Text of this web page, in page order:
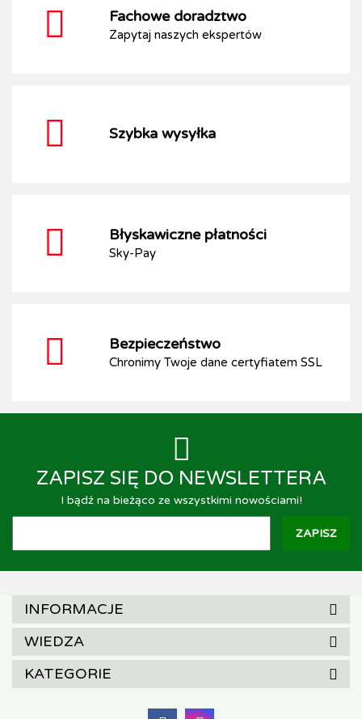
Fachowe doradztwo
Zapytaj naszych ekspertów
Szybka wysyłka
Błyskawiczne płatności
Sky-Pay
Bezpieczeństwo
Chronimy Twoje dane certyfiatem SSL
ZAPISZ SIĘ DO NEWSLETTERA
I bądź na bieżąco ze wszystkimi nowościami!
INFORMACJE
WIEDZA
KATEGORIE